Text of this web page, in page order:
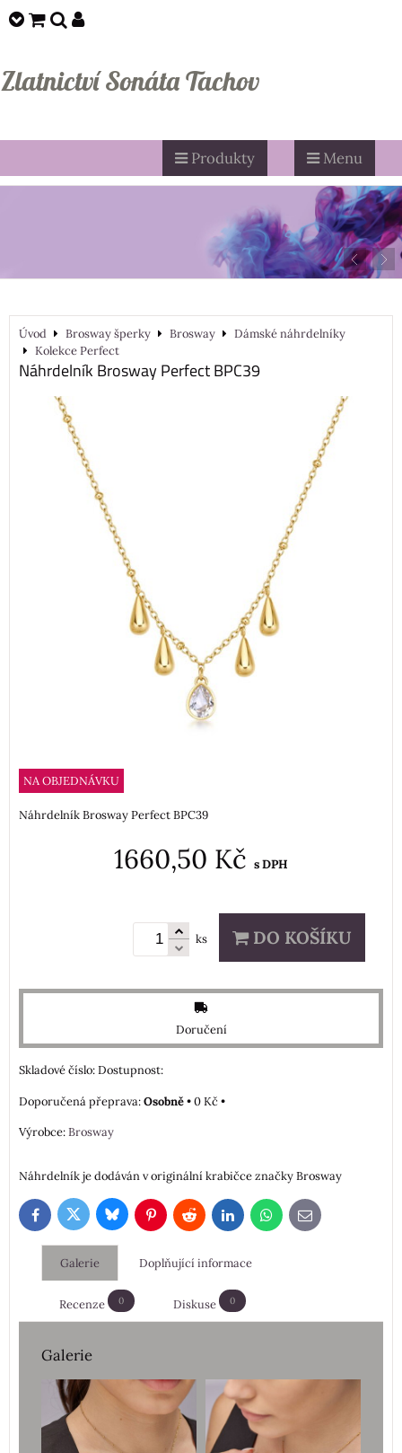
Zlatnictví Sonáta Tachov
Produkty Menu
Úvod Brosway šperky Brosway
Dámské náhrdelníky
Kolekce Perfect
Náhrdelník Brosway Perfect BPC39
NA OBJEDNÁVKU
Náhrdelník Brosway Perfect BPC39
1660,50 Kč s DPH
ks DO KOŠÍKU
Doručení
Skladové číslo:Dostupnost:
Osobně•0 Kč•
Výrobce:Brosway
Náhrdelník je dodáván v originální krabičce značky Brosway
FacebookTwitterBlueskyPinterestRedditLinkedInWhatsApp
E-
mail
Galerie Doplňující informace
Recenze 0 Diskuse 0
Galerie